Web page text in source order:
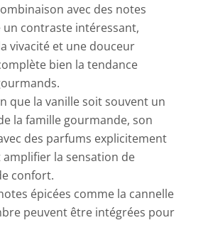
avec des notes
contraste intéressant,
vivacité et une douceur
bien la tendance
que la vanille soit souvent un
la famille gourmande, son
des parfums explicitement
la sensation de
confort.
épicées comme la cannelle
peuvent être intégrées pour